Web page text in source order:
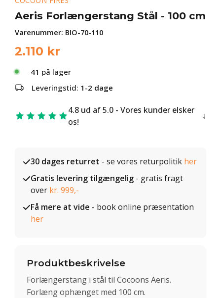
Aeris Forlængerstang Stål - 100 cm
Varenummer: BIO-70-110
2.110 kr
41 på lager
Leveringstid: 1-2 dage
4.8 ud af 5.0 - Vores kunder elsker
os!
30 dages returret - se vores returpolitik her
Gratis levering tilgængelig - gratis fragt
over kr. 999,-
Få mere at vide - book online præsentation
her
Produktbeskrivelse
Forlængerstang i stål til Cocoons Aeris.
Forlæng ophænget med 100 cm.